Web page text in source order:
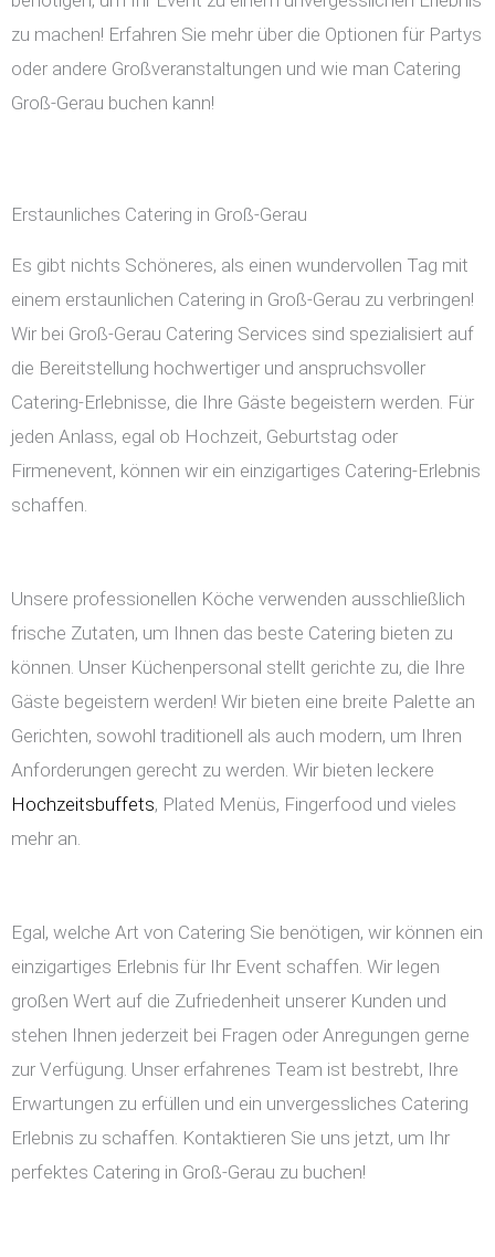
zu machen! Erfahren Sie mehr über die Optionen für Partys
oder andere Großveranstaltungen und wie man Catering
Groß-Gerau buchen kann!
Erstaunliches Catering in Groß-Gerau
Es gibt nichts Schöneres, als einen wundervollen Tag mit
einem erstaunlichen Catering in Groß-Gerau zu verbringen!
Wir bei Groß-Gerau Catering Services sind spezialisiert auf
die Bereitstellung hochwertiger und anspruchsvoller
Catering-Erlebnisse, die Ihre Gäste begeistern werden. Für
jeden Anlass, egal ob Hochzeit, Geburtstag oder
Firmenevent, können wir ein einzigartiges Catering-Erlebnis
schaffen.
Unsere professionellen Köche verwenden ausschließlich
frische Zutaten, um Ihnen das beste Catering bieten zu
können. Unser Küchenpersonal stellt gerichte zu, die Ihre
Gäste begeistern werden! Wir bieten eine breite Palette an
Gerichten, sowohl traditionell als auch modern, um Ihren
Anforderungen gerecht zu werden. Wir bieten leckere
Hochzeitsbuffets, Plated Menüs, Fingerfood und vieles
mehr an.
Egal, welche Art von Catering Sie benötigen, wir können ein
einzigartiges Erlebnis für Ihr Event schaffen. Wir legen
großen Wert auf die Zufriedenheit unserer Kunden und
stehen Ihnen jederzeit bei Fragen oder Anregungen gerne
zur Verfügung. Unser erfahrenes Team ist bestrebt, Ihre
Erwartungen zu erfüllen und ein unvergessliches Catering
Erlebnis zu schaffen. Kontaktieren Sie uns jetzt, um Ihr
perfektes Catering in Groß-Gerau zu buchen!